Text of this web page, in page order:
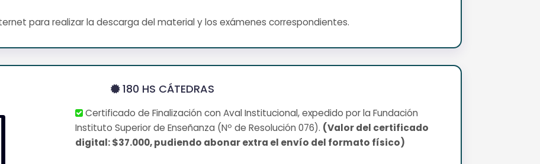
para realizar la descarga del material y los exámenes correspondientes.
180 HS CÁTEDRAS
Certificado de Finalización con Aval Institucional, expedido por la Fundación
Instituto Superior de Enseñanza (Nº de Resolución 076). (Valor del certificado
digital: $37.000, pudiendo abonar extra el envío del formato físico)